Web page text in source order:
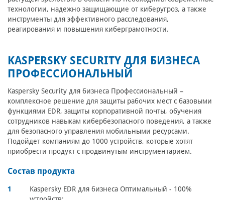
технологии, надежно защищающие от киберугроз, а также
инструменты для эффективного расследования,
реагирования и повышения киберграмотности.
KASPERSKY SECURITY ДЛЯ БИЗНЕСА
ПРОФЕССИОНАЛЬНЫЙ
Kaspersky Security для бизнеса Профессиональный –
комплексное решение для защиты рабочих мест с базовыми
функциями EDR, защиты корпоративной почты, обучения
сотрудников навыкам кибербезопасного поведения, а также
для безопасного управления мобильными ресурсами.
Подойдет компаниям до 1000 устройств, которые хотят
приобрести продукт с продвинутым инструментарием.
Состав продукта
Kaspersky EDR для бизнеса Оптимальный - 100%